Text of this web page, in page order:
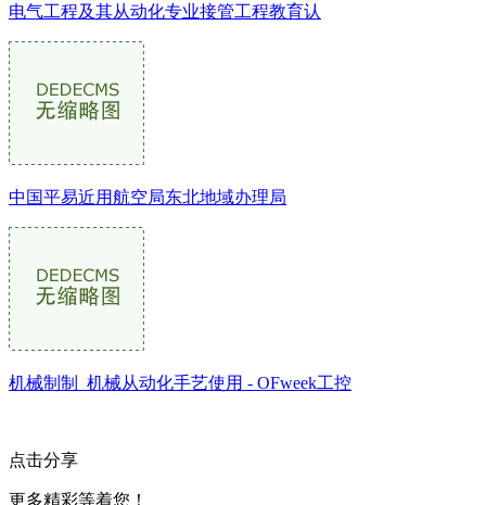
电气工程及其从动化专业接管工程教育认
中国平易近用航空局东北地域办理局
机械制制_机械从动化手艺使用 - OFweek工控
点击分享
更多精彩等着您！